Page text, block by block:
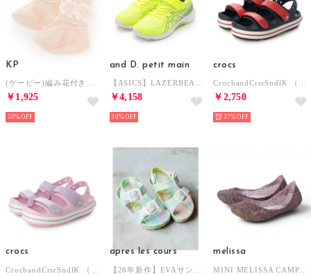
KP
￥1,925
50%
and D. petit main
￥4,158
30%
crocs
￥2,750
37%
crocs apres les cours melissa
MINI MELISSA CAMPANA PAPEL INF （PINK MULTI GLITTER）